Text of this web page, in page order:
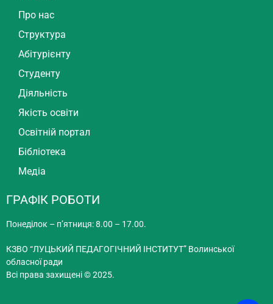
Про нас
Структура
Абітурієнту
Студенту
Діяльність
Якість освіти
Освітній портал
Бібліотека
Медіа
ГРАФІК РОБОТИ
Понеділок – п’ятниця: 8.00 – 17.00.
КЗВО “ЛУЦЬКИЙ ПЕДАГОГІЧНИЙ ІНСТИТУТ” Волинської
обласної ради
Всі права захищені © 2025.